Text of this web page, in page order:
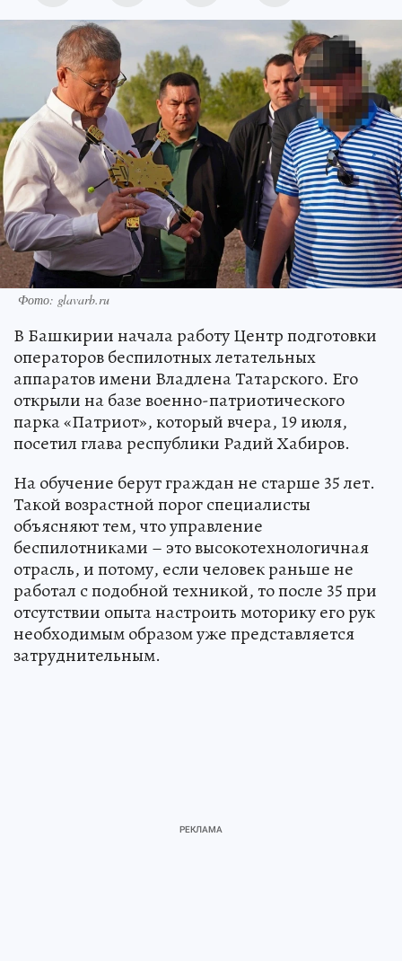
Фото: glavarb.ru
В Башкирии начала работу Центр подготовки
операторов беспилотных летательных
аппаратов имени Владлена Татарского. Его
открыли на базе военно-патриотического
парка «Патриот», который вчера, 19 июля,
посетил глава республики Радий Хабиров.
На обучение берут граждан не старше 35 лет.
Такой возрастной порог специалисты
объясняют тем, что управление
беспилотниками – это высокотехнологичная
отрасль, и потому, если человек раньше не
работал с подобной техникой, то после 35 при
отсутствии опыта настроить моторику его рук
необходимым образом уже представляется
затруднительным.